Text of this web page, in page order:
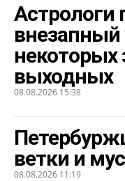
Астрологи
внезапный
некоторых
выходных
08.08.2026 15:38
ветки и
08.08.2026 11:19